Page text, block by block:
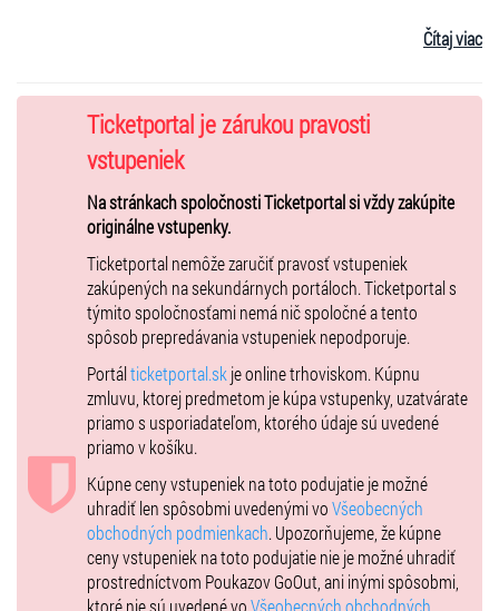
Koncert sa uskutoční na historickom nádvorí zámku z 13.storočia v
Pezinku a naše zámocké brány na koncert sa otvárajú 18:30hod.
Miesto: Nádvorie pod holým nebom, Šimák Zámok Pezinok
Info: +421 33 79 89 000 /hotel@zamokpezinok.sk
www.zamokpezinok.sk
- je možné si zakúpiť iba celý stôl pre 4 osoby alebo VIP
ROYAL pre 2 osoby. VIP vstupenka zahŕňa: obsluha počas večera,
víno, nealko, kanapky, dezerty, ovocie.
INFORMÁCIE PRE NÁVŠTEVNÍKOV
Po odohratí 30minút predstavenia sa vstupné nevracia.
Deti od 10 rokov – cena vstupenky je bez nároku na zľavu.
ODPORÚČAME
– včasný príchod
– teplé oblečenie (aj keď cez deň môže byť teplo, v noci sa ochladí)
– v prípade nepriaznivého počasia pršiplášť / nepremokavú bundu
(dáždniky nie sú z hľadiska bezpečnosti povolené)
V mieste konania na vás čakajú predajné stánky s občerstvením,
nápojmi a kvalitným zámockým vínom ako aj zámocká reštaurácia s
Čítaj viac
Ticketportal je zárukou pravosti
vstupeniek
Na stránkach spoločnosti Ticketportal si vždy zakúpite
originálne vstupenky.
Ticketportal nemôže zaručiť pravosť vstupeniek
zakúpených na sekundárnych portáloch. Ticketportal s
týmito spoločnosťami nemá nič spoločné a tento
spôsob prepredávania vstupeniek nepodporuje.
Portálticketportal.sk je online trhoviskom. Kúpnu
zmluvu, ktorej predmetom je kúpa vstupenky, uzatvárate
priamo s usporiadateľom, ktorého údaje sú uvedené
priamo v košíku.
Kúpne ceny vstupeniek na toto podujatie je možné
uhradiť len spôsobmi uvedenými voVšeobecných
obchodných podmienkach. Upozorňujeme, že kúpne
ceny vstupeniek na toto podujatie nie je možné uhradiť
prostredníctvom Poukazov GoOut, ani inými spôsobmi,
ktoré nie sú uvedené voVšeobecných obchodných